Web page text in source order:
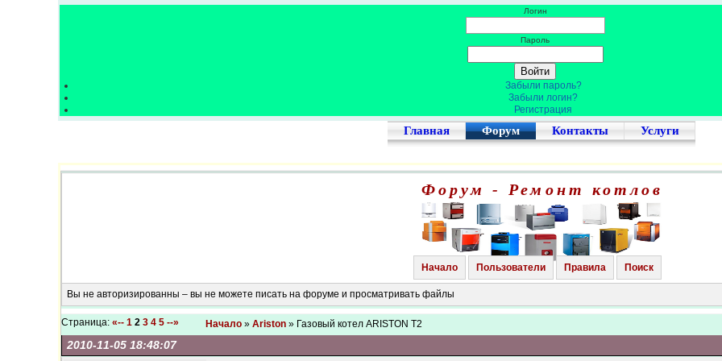
Логин
Пароль
Забыли пароль?
Забыли логин?
Регистрация
Главная Форум Контакты Услуги
Форум - Ремонт котлов
Начало Пользователи Правила Поиск
Вы не авторизированны – вы не можете писать на форуме и просматривать файлы
Страница: «-- 1 2 3 4 5 --» Начало » Ariston » Газовый котел ARISTON T2
2010-11-05 18:48:07